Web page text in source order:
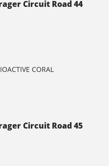
Circuit Road 44
CORAL
Circuit Road 45